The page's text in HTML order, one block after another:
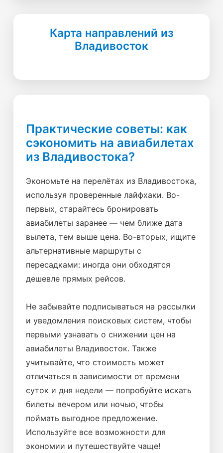
Карта направлений из
Владивосток
Практические советы: как
сэкономить на авиабилетах
из Владивостока?
Экономьте на перелётах из Владивостока,
используя проверенные лайфхаки. Во-
первых, старайтесь бронировать
авиабилеты заранее — чем ближе дата
вылета, тем выше цена. Во-вторых, ищите
альтернативные маршруты с
пересадками: иногда они обходятся
дешевле прямых рейсов.
Не забывайте подписываться на рассылки
и уведомления поисковых систем, чтобы
первыми узнавать о снижении цен на
авиабилеты Владивосток. Также
учитывайте, что стоимость может
отличаться в зависимости от времени
суток и дня недели — попробуйте искать
билеты вечером или ночью, чтобы
поймать выгодное предложение.
Используйте все возможности для
экономии и путешествуйте чаще!